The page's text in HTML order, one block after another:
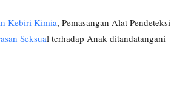
Kebiri Kimia, Pemasangan Alat Pendeteksi
Seksual terhadap Anak ditandatangani